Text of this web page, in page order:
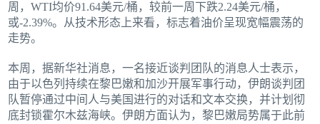
周，WTI均价91.64美元/桶，较前一周下跌2.24美元/桶，
或-2.39%。从技术形态上来看，标志着油价呈现宽幅震荡的
走势。
本周，据新华社消息，一名接近谈判团队的消息人士表示，
由于以色列持续在黎巴嫩和加沙开展军事行动，伊朗谈判团
队暂停通过中间人与美国进行的对话和文本交换，并计划彻
底封锁霍尔木兹海峡。伊朗方面认为，黎巴嫩局势属于此前